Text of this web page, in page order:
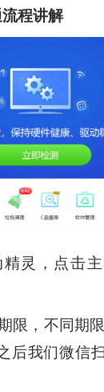
程讲解
灵，点击
限，不同期
后我们微信